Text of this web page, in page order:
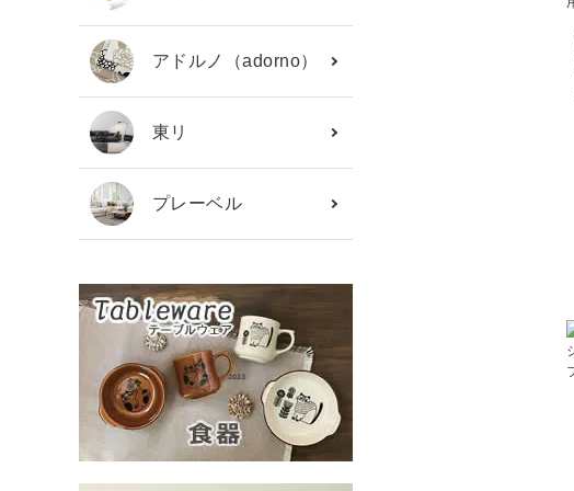
アドルノ（adorno）
東リ
プレーベル